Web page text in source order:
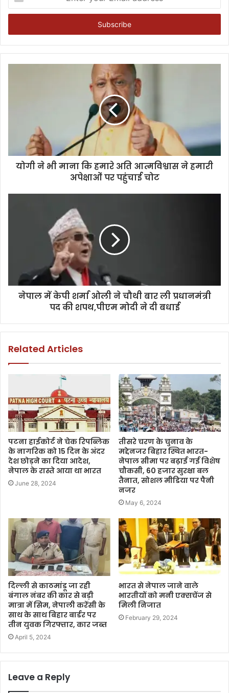
your
Email
योगी ने भी माना कि हमारे अति आत्मविश्वास ने हमारी
अपेक्षाओं पर पहुंचाई चोट
नेपाल में केपी शर्मा ओली ने चौथी बार ली प्रधानमंत्री
पद की शपथ,पीएम मोदी ने दी बधाई
Related Articles
पटना हाईकोर्ट ने चेक रिपब्लिक
के नागरिक को 15 दिन के अंदर
देश छोड़ने का दिया आदेश,
नेपाल के रास्ते आया था भारत
June 28, 2024
तीसरे चरण के चुनाव के
मद्देनजर बिहार स्थित भारत-
नेपाल सीमा पर बढ़ाई गई विशेष
चौकसी, 60 हजार सुरक्षा बल
तैनात, सोशल मीडिया पर पैनी
नजर
May 6, 2024
दिल्ली से काठमांडू जा रही
बंगाल नंबर की कार से बड़ी
मात्रा में सिम, नेपाली करेंसी के
साथ के साथ बिहार बार्डर पर
तीन युवक गिरफ्तार, कार जब्त
April 5, 2024
भारत से नेपाल जाने वाले
भारतीयों को मनी एक्सचेंज से
मिली निजात
February 29, 2024
Leave a Reply